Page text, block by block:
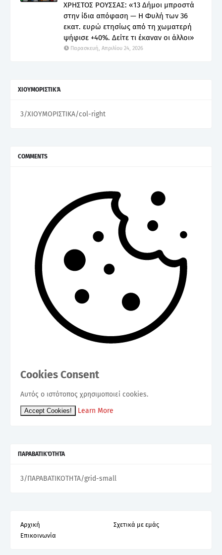
ΧΡΗΣΤΟΣ ΡΟΥΣΣΑΣ: «13 Δήμοι μπροστά
στην ίδια απόφαση — Η Φυλή των 36
εκατ. ευρώ ετησίως από τη χωματερή
ψήφισε +40%. Δείτε τι έκαναν οι άλλοι»
Παρασκευή, Απριλίου 24, 2026
ΧΙΟΥΜΟΡΙΣΤΙΚΆ
3/ΧΙΟΥΜΟΡΙΣΤΙΚΑ/col-right
COMMENTS
Cookies Consent
Αυτός ο ιστότοπος χρησιμοποιεί cookies.
Accept Cookies! Learn More
ΠΑΡΑΒΑΤΙΚΌΤΗΤΑ
3/ΠΑΡΑΒΑΤΙΚΟΤΗΤΑ/grid-small
Αρχική
Σχετικά με εμάς
Επικοινωνία